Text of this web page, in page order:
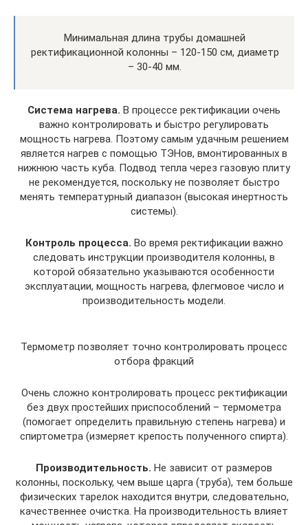
Минимальная длина трубы домашней
ректификационной колонны – 120-150 см, диаметр
– 30-40 мм.
Система нагрева. В процессе ректификации очень
важно контролировать и быстро регулировать
мощность нагрева. Поэтому самым удачным решением
является нагрев с помощью ТЭНов, вмонтированных в
нижнюю часть куба. Подвод тепла через газовую плиту
не рекомендуется, поскольку не позволяет быстро
менять температурный диапазон (высокая инертность
системы).
Контроль процесса. Во время ректификации важно
следовать инструкции производителя колонны, в
которой обязательно указываются особенности
эксплуатации, мощность нагрева, флегмовое число и
производительность модели.
Термометр позволяет точно контролировать процесс
отбора фракций
Очень сложно контролировать процесс ректификации
без двух простейших приспособлений – термометра
(помогает определить правильную степень нагрева) и
спиртометра (измеряет крепость полученного спирта).
Производительность. Не зависит от размеров
колонны, поскольку, чем выше царга (труба), тем больше
физических тарелок находится внутри, следовательно,
качественнее очистка. На производительность влияет